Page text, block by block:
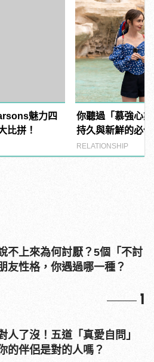
魅力四
比拼！
你聽過「慕強心
持久與新鮮的必
RELATIONSHIP
不上來為何討厭？5個「不討
友性格，你遇過哪一種？
1
人了沒！五道「真愛自問」
的伴侶是對的人嗎？